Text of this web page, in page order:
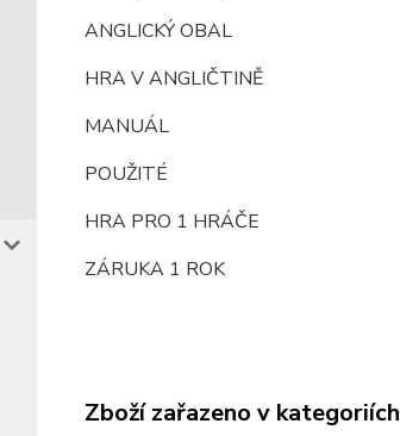
ANGLICKÝ OBAL
HRA V ANGLIČTINĚ
MANUÁL
POUŽITÉ
HRA PRO 1 HRÁČE
ZÁRUKA 1 ROK
Zboží zařazeno v kategoriích